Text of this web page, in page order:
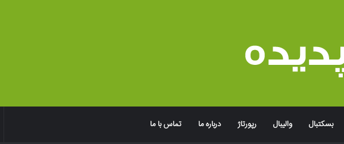
بسکتبال والیبال رپورتاژ درباره ما تماس با ما